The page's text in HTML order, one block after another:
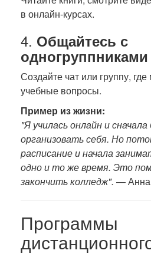
в онлайн-курсах.
4. Общайтесь с
одногруппниками
Создайте чат или группу,
учебные вопросы.
Пример из жизни:
"Я училась онлайн и
организовать себя. Но
расписание и начала
одно и то же время. Это
закончить колледж". —
Программы